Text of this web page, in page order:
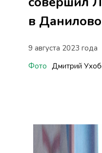
в
9 августа 2023 года
Фото Дмитрий